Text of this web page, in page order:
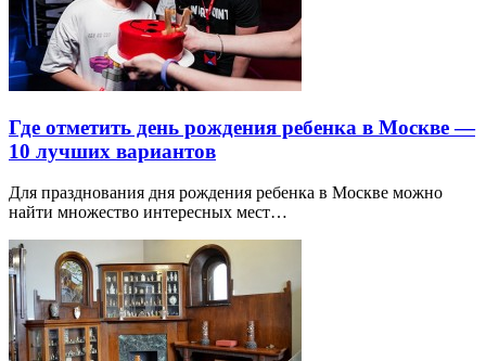
Где отметить день рождения ребенка в Москве —
10 лучших вариантов
Для празднования дня рождения ребенка в Москве можно
найти множество интересных мест…